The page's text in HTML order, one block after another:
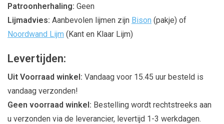
Patroonherhaling: Geen
Lijmadvies: Aanbevolen lijmen zijn Bison (pakje) of
Noordwand Lijm (Kant en Klaar Lijm)
Levertijden:
Uit Voorraad winkel: Vandaag voor 15.45 uur besteld is
vandaag verzonden!
Geen voorraad winkel: Bestelling wordt rechtstreeks aan
u verzonden via de leverancier, levertijd 1-3 werkdagen.